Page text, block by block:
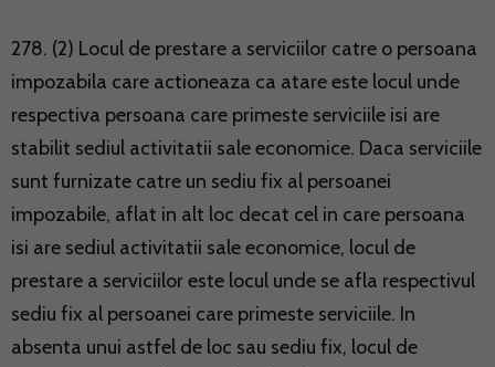
278. (2) Locul de prestare a serviciilor catre o persoana
impozabila care actioneaza ca atare este locul unde
respectiva persoana care primeste serviciile isi are
stabilit sediul activitatii sale economice. Daca serviciile
sunt furnizate catre un sediu fix al persoanei
impozabile, aflat in alt loc decat cel in care persoana
isi are sediul activitatii sale economice, locul de
prestare a serviciilor este locul unde se afla respectivul
sediu fix al persoanei care primeste serviciile. In
absenta unui astfel de loc sau sediu fix, locul de